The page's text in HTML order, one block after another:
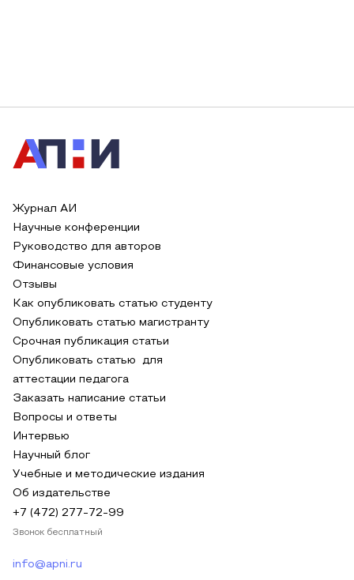
Журнал АИ
Научные конференции
Руководство для авторов
Финансовые условия
Отзывы
Как опубликовать статью студенту
Опубликовать статью магистранту
Срочная публикация статьи
Опубликовать статью для
аттестации педагога
Заказать написание статьи
Вопросы и ответы
Интервью
Научный блог
Учебные и методические издания
Об издательстве
+7 (472) 277-72-99
Звонок бесплатный
info@apni.ru